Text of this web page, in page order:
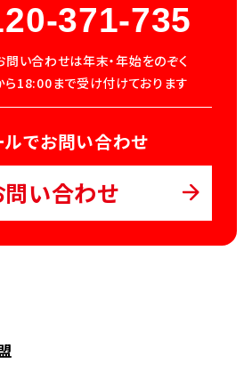
371-735
問い合わせは年末・年始をのぞく
18:00まで受け付けております
ルでお問い合わせ
問い合わせ